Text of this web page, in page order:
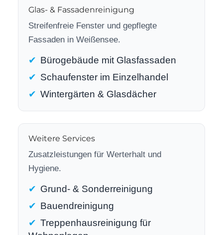
Glas- & Fassadenreinigung
Streifenfreie Fenster und gepflegte
Fassaden in Weißensee.
Bürogebäude mit Glasfassaden
Schaufenster im Einzelhandel
Wintergärten & Glasdächer
Weitere Services
Zusatzleistungen für Werterhalt und
Hygiene.
Grund- & Sonderreinigung
Bauendreinigung
Treppenhausreinigung für